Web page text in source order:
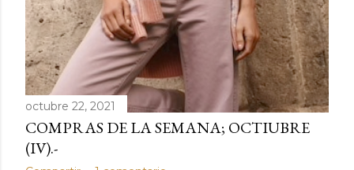
octubre 22, 2021
COMPRAS DE LA SEMANA; OCTIUBRE
(IV).-